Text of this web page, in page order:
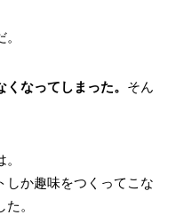
なってしまった。 そん
しか趣味をつくってこな
。